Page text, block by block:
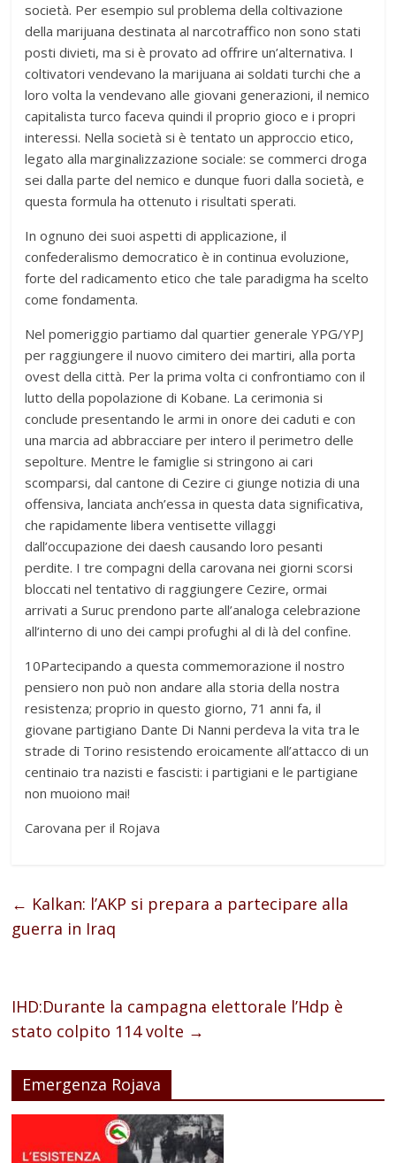
società. Per esempio sul problema della coltivazione
della marijuana destinata al narcotraffico non sono stati
posti divieti, ma si è provato ad offrire un’alternativa. I
coltivatori vendevano la marijuana ai soldati turchi che a
loro volta la vendevano alle giovani generazioni, il nemico
capitalista turco faceva quindi il proprio gioco e i propri
interessi. Nella società si è tentato un approccio etico,
legato alla marginalizzazione sociale: se commerci droga
sei dalla parte del nemico e dunque fuori dalla società, e
questa formula ha ottenuto i risultati sperati.
In ognuno dei suoi aspetti di applicazione, il
confederalismo democratico è in continua evoluzione,
forte del radicamento etico che tale paradigma ha scelto
come fondamenta.
Nel pomeriggio partiamo dal quartier generale YPG/YPJ
per raggiungere il nuovo cimitero dei martiri, alla porta
ovest della città. Per la prima volta ci confrontiamo con il
lutto della popolazione di Kobane. La cerimonia si
conclude presentando le armi in onore dei caduti e con
una marcia ad abbracciare per intero il perimetro delle
sepolture. Mentre le famiglie si stringono ai cari
scomparsi, dal cantone di Cezire ci giunge notizia di una
offensiva, lanciata anch’essa in questa data significativa,
che rapidamente libera ventisette villaggi
dall’occupazione dei daesh causando loro pesanti
perdite. I tre compagni della carovana nei giorni scorsi
bloccati nel tentativo di raggiungere Cezire, ormai
arrivati a Suruc prendono parte all’analoga celebrazione
all’interno di uno dei campi profughi al di là del confine.
10Partecipando a questa commemorazione il nostro
pensiero non può non andare alla storia della nostra
resistenza; proprio in questo giorno, 71 anni fa, il
giovane partigiano Dante Di Nanni perdeva la vita tra le
strade di Torino resistendo eroicamente all’attacco di un
centinaio tra nazisti e fascisti: i partigiani e le partigiane
non muoiono mai!
Carovana per il Rojava
← Kalkan: l’AKP si prepara a partecipare alla
guerra in Iraq
IHD:Durante la campagna elettorale l’Hdp è
stato colpito 114 volte →
Emergenza Rojava